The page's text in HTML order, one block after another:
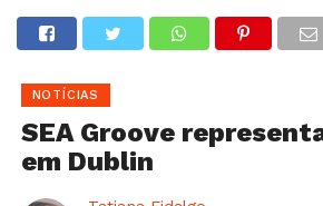
NOTÍCIAS
SEA Groove
em Dublin